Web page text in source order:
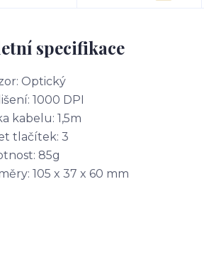
specifikace
Optický
1000 DPI
kabelu: 1,5m
tlačítek: 3
85g
105 x 37 x 60 mm